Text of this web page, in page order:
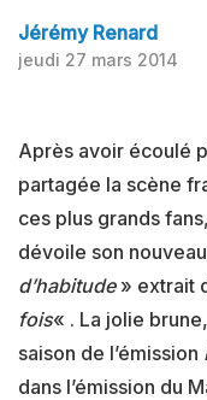
Jérémy Renard
jeudi 27 mars 2014
Après avoir écoulé
partagée la scène
ces plus grands
dévoile son
d’habitude» extrait
fois« . La jolie
saison de l’émission
dans l’émission du